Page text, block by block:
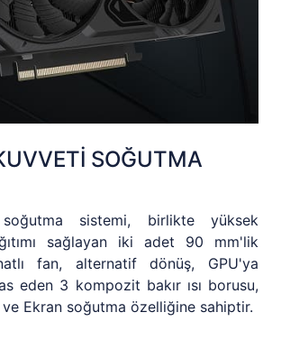
SOĞUTMA
soğutma sistemi, birlikte yüksek
sağlayan iki adet 90 mm'lik
fan, alternatif dönüş, GPU'ya
eden 3 kompozit bakır ısı borusu,
Ekran soğutma özelliğine sahiptir.